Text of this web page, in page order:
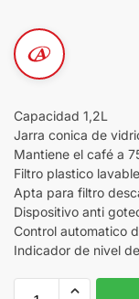
Capacidad 1,2L
Jarra conica de
Mantiene el café a
Filtro plastico lavable
Apta para filtro
Dispositivo anti
Control automatico
Indicador de nivel